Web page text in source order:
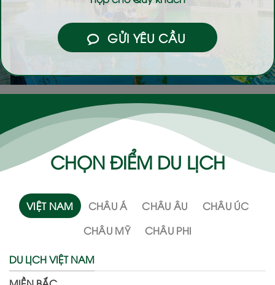
GỬI YÊU CẦU
CHỌN ĐIỂM DU LỊCH
VIỆT NAM CHÂU Á CHÂU ÂU
CHÂU ÚC
CHÂU MỸ
CHÂU PHI
DU LỊCH VIỆT NAM